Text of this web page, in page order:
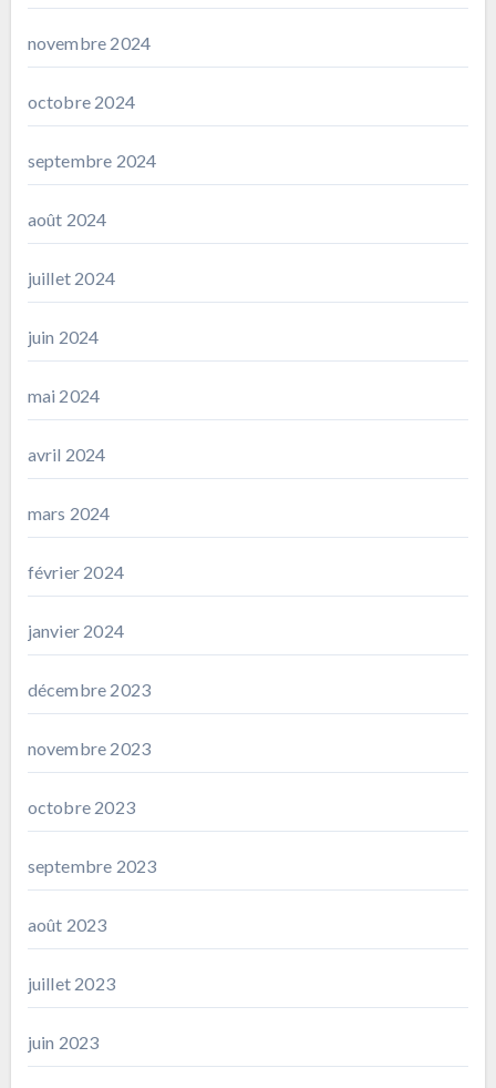
novembre 2024
octobre 2024
septembre 2024
août 2024
juillet 2024
juin 2024
mai 2024
avril 2024
mars 2024
février 2024
janvier 2024
décembre 2023
novembre 2023
octobre 2023
septembre 2023
août 2023
juillet 2023
juin 2023